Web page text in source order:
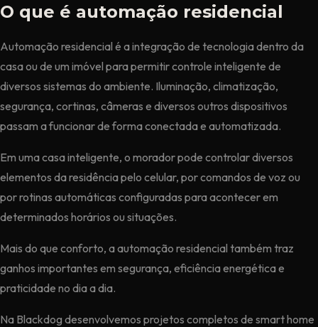
O que é automação residencial
Automação residencial é a integração de tecnologia dentro da
casa ou de um imóvel para permitir controle inteligente de
diversos sistemas do ambiente. Iluminação, climatização,
segurança, cortinas, câmeras e diversos outros dispositivos
passam a funcionar de forma conectada e automatizada.
Em uma casa inteligente, o morador pode controlar diversos
elementos da residência pelo celular, por comandos de voz ou
por rotinas automáticas configuradas para acontecer em
determinados horários ou situações.
Mais do que conforto, a automação residencial também traz
ganhos importantes em segurança, eficiência energética e
praticidade no dia a dia.
Na Blackdog desenvolvemos projetos completos de smart home